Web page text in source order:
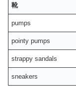
靴
pumps
pointy pumps
strappy sandals
sneakers